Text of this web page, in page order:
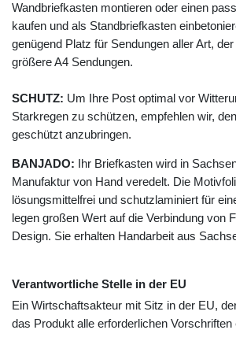
Wandbriefkasten montieren oder einen
kaufen und als Standbriefkasten
genügend Platz für Sendungen aller Art,
größere A4 Sendungen.
SCHUTZ: Um Ihre Post optimal vor
Starkregen zu schützen, empfehlen wir,
geschützt anzubringen.
BANJADO: Ihr Briefkasten wird in
Manufaktur von Hand veredelt. Die
lösungsmittelfrei und schutzlaminiert für
legen großen Wert auf die Verbindung von
Design. Sie erhalten Handarbeit aus
Verantwortliche Stelle in der EU
Ein Wirtschaftsakteur mit Sitz in der EU,
das Produkt alle erforderlichen Vorschriften